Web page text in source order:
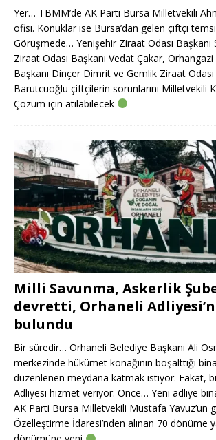
Yer… TBMM’de AK Parti Bursa Milletvekili
ofisi. Konuklar ise Bursa’dan gelen çiftçi
Görüşmede… Yenişehir Ziraat Odası Başkanı
Ziraat Odası Başkanı Vedat Çakar, Orhangazi
Başkanı Dinçer Dimrit ve Gemlik Ziraat Odası
Barutcuoğlu çiftçilerin sorunlarını Milletvekili
Çözüm için atılabilecek
Milli Savunma, Askerlik
devretti, Orhaneli
bulundu
Bir süredir… Orhaneli Belediye Başkanı Ali
merkezinde hükümet konağının boşalttığı
düzenlenen meydana katmak istiyor. Fakat,
Adliyesi hizmet veriyor. Önce… Yeni adliye
AK Parti Bursa Milletvekili Mustafa Yavuz’un
Özelleştirme İdaresi’nden alınan 70 dönüme